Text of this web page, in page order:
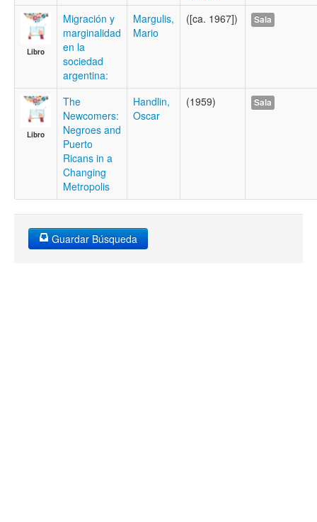
Libro
Migración y
marginalidad
en la
sociedad
argentina:
Margulis,
Mario
([ca. 1967]) Sala
Libro
The
Newcomers:
Negroes and
Puerto
Ricans in a
Changing
Metropolis
Handlin,
Oscar
(1959) Sala
Guardar Búsqueda